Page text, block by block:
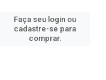
Faça seu login ou
cadastre-se para
comprar.